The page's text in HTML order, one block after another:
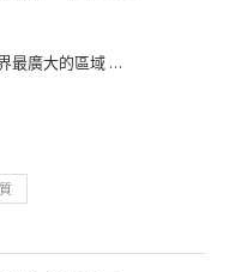
最廣大的區域 …